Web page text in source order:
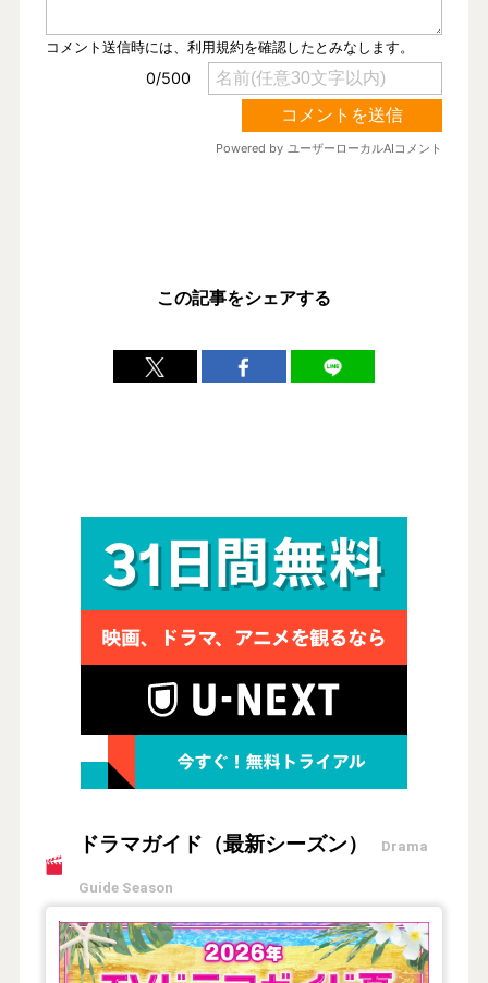
この記事をシェアする
ドラマガイド（最新シーズン） Drama
Guide Season
【2026年夏】TVドラマガイド